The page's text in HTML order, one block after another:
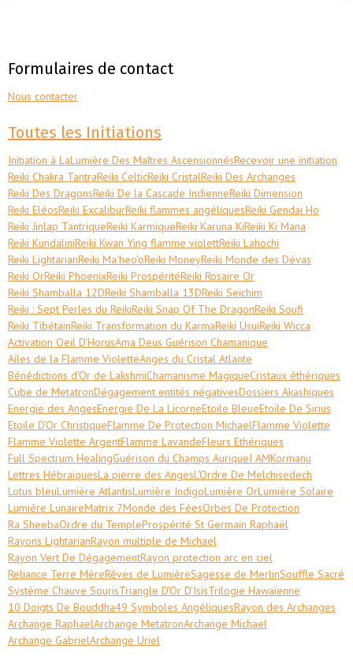
Formulaires de contact
Nous contacter
Toutes les Initiations
Initiation à LaLumière Des Maîtres AscensionnésRecevoir une initiation
Reiki Chakra TantraReiki CelticReiki CristalReiki Des Archanges
Reiki Des DragonsReiki De la Cascade IndienneReiki Dimension
Reiki EléosReiki ExcaliburReiki flammes angéliquesReiki Gendai Ho
Reiki Jinlap TantriqueReiki KarmiqueReiki Karuna KiReiki Ki Mana
Reiki KundaliniReiki Kwan Ying flamme violettReiki Lahochi
Reiki LightarianReiki Ma'heo'oReiki MoneyReiki Monde des Dévas
Reiki OrReiki PhoenixReiki ProspéritéReiki Rosaire Or
Reiki Shamballa 12DReiki Shamballa 13DReiki Seichim
Reiki : Sept Perles du ReikiReiki Snap Of The DragonReiki Soufi
Reiki TibétainReiki Transformation du KarmaReiki UsuiReiki Wicca
Activation Oeil D'HorusAma Deus Guérison Chamanique
Ailes de la Flamme VioletteAnges du Cristal Atlante
Bénédictions d'Or de LakshmiChamanisme MagiqueCristaux éthériques
Cube de MetatronDégagement entités négativesDossiers Akashiques
Energie des AngesEnergie De La LicorneEtoile BleueEtoile De Sirius
Etoile D'Or ChristiqueFlamme De Protection MichaelFlamme Violette
Flamme Violette ArgentFlamme LavandeFleurs Ethériques
Full Spectrum HealingGuérison du Champs AuriqueI AMKormanu
Lettres HébraiquesLa pierre des AngesL'Ordre De Melchisedech
Lotus bleuLumière AtlantisLumière IndigoLumière OrLumière Solaire
Lumière LunaireMatrix 7Monde des FéesOrbes De Protection
Ra SheebaOrdre du TempleProspérité St Germain Raphaël
Rayons LightarianRayon multiple de Michael
Rayon Vert De DégagementRayon protection arc en ciel
Reliance Terre MèreRêves de LumièreSagesse de MerlinSouffle Sacré
Système Chauve SourisTriangle D'Or D'IsisTrilogie Hawaïenne
10 Doigts De Bouddha49 Symboles AngéliquesRayon des Archanges
Archange RaphaelArchange MetatronArchange Michael
Archange GabrielArchange Uriel